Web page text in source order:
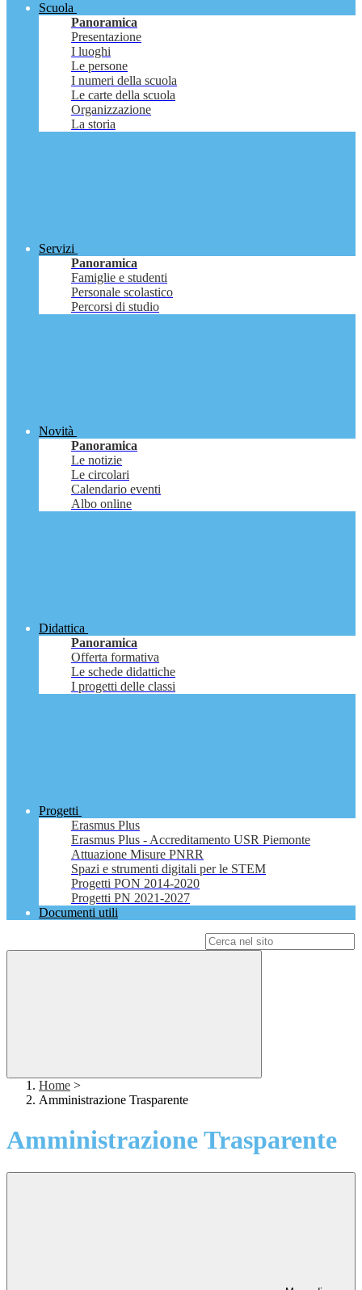
Scuola
Panoramica
Presentazione
I luoghi
Le persone
I numeri della scuola
Le carte della scuola
Organizzazione
La storia
Servizi
Panoramica
Famiglie e studenti
Personale scolastico
Percorsi di studio
Novità
Panoramica
Le notizie
Le circolari
Calendario eventi
Albo online
Didattica
Panoramica
Offerta formativa
Le schede didattiche
I progetti delle classi
Progetti
Erasmus Plus
Erasmus Plus - Accreditamento USR Piemonte
Attuazione Misure PNRR
Spazi e strumenti digitali per le STEM
Progetti PON 2014-2020
Progetti PN 2021-2027
Documenti utili
Home >
Amministrazione Trasparente
Amministrazione Trasparente